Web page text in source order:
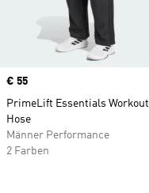
Price
€ 55
PrimeLift Essentials Workout
Hose
Männer Performance
2 Farben